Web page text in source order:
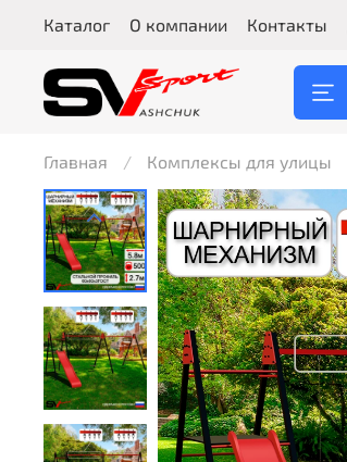
Каталог О компании Контакты
Главная Комплексы для улицы